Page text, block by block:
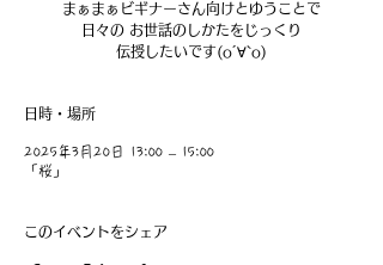
まぁまぁビギナーさん向けとゆうことで
日々の お世話のしかたをじっくり
伝授したいです(o´∀`o)
日時・場所
2025年3月20日 13:00 – 15:00
「桜」
このイベントをシェア